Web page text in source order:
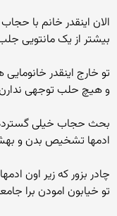
الان اینقدر خانم با
بیشتر از یک مانتویی
تو خارج اینقدر
و هیچ حلب توجهی
بحث حجاب خیلی گسترده
ادمها تشخیص بدن و
چادر بزور که زیر اون
تو خیابون امودن برا